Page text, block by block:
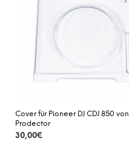
Cover für Pioneer DJ CDJ 850 von
Prodector
30,00€